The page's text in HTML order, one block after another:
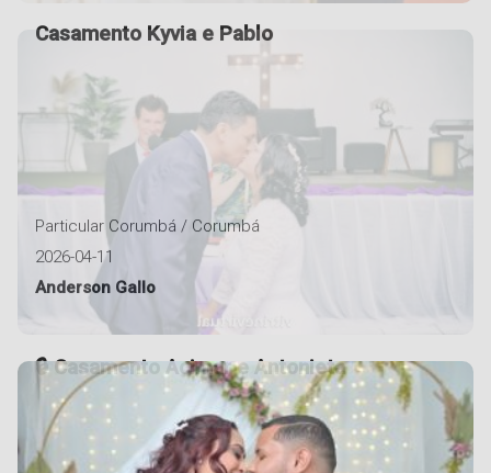
Casamento Kyvia e Pablo
Particular Corumbá / Corumbá
2026-04-11
Anderson Gallo
Casamento Acimar e Antonieta